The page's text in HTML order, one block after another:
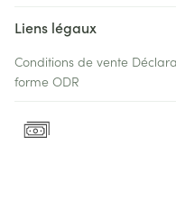
Liens légaux
Conditions de vente
forme ODR